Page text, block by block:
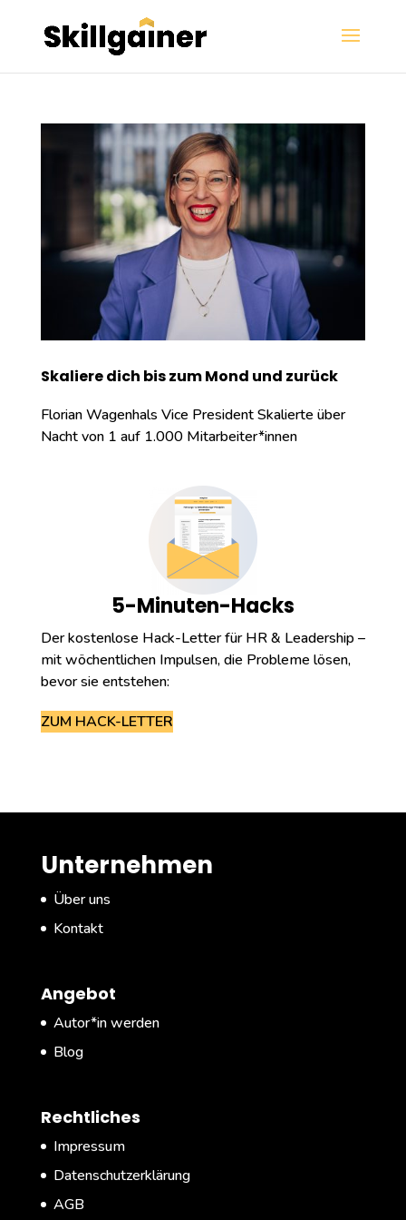
Skaliere dich bis zum Mond und zurück
Florian Wagenhals Vice President Skalierte über
Nacht von 1 auf 1.000 Mitarbeiter*innen
5-Minuten-Hacks
Der kostenlose Hack-Letter für HR & Leadership –
mit wöchentlichen Impulsen, die Probleme lösen,
bevor sie entstehen:
ZUM HACK-LETTER
Unternehmen
Über uns
Kontakt
Angebot
Autor*in werden
Blog
Rechtliches
Impressum
Datenschutzerklärung
AGB